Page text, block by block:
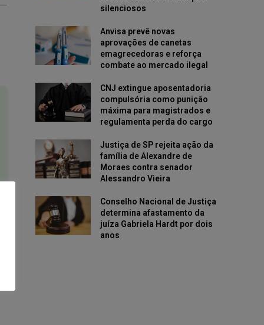
silenciosos
Anvisa prevê novas
aprovações de canetas
emagrecedoras e reforça
combate ao mercado ilegal
CNJ extingue aposentadoria
compulsória como punição
máxima para magistrados e
regulamenta perda do cargo
Justiça de SP rejeita ação da
família de Alexandre de
Moraes contra senador
Alessandro Vieira
Conselho Nacional de Justiça
determina afastamento da
juíza Gabriela Hardt por dois
anos